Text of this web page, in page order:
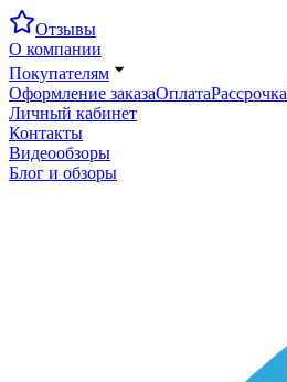
Отзывы
О компании
Покупателям
Оформление заказаОплатаРассрочка
Личный кабинет
Контакты
Видеообзоры
Блог и обзоры